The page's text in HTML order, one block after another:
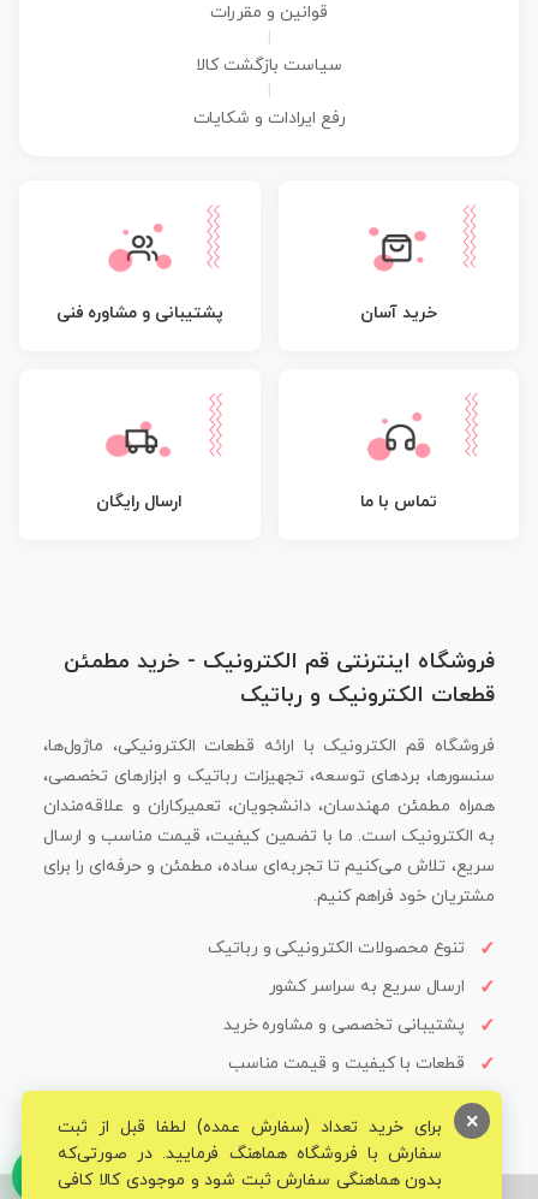
قوانین و مقررات
سیاست بازگشت کالا
رفع ایرادات و شکایات
خرید آسان پشتیبانی و مشاوره فنی
تماس با ما ارسال رایگان
فروشگاه اینترنتی قم الکترونیک - خرید مطمئن
قطعات الکترونیک و رباتیک
فروشگاه قم الکترونیک با ارائه قطعات الکترونیکی، ماژول‌ها،
سنسورها، بردهای توسعه، تجهیزات رباتیک و ابزارهای تخصصی،
همراه مطمئن مهندسان، دانشجویان، تعمیرکاران و علاقه‌مندان
به الکترونیک است. ما با تضمین کیفیت، قیمت مناسب و ارسال
سریع، تلاش می‌کنیم تا تجربه‌ای ساده، مطمئن و حرفه‌ای را برای
مشتریان خود فراهم کنیم.
تنوع محصولات الکترونیکی و رباتیک
ارسال سریع به سراسر کشور
پشتیبانی تخصصی و مشاوره خرید
قطعات با کیفیت و قیمت مناسب
برای خرید تعداد (سفارش عمده) لطفا قبل از ثبت
سفارش با فروشگاه هماهنگ فرمایید. در صورتی‌که
بدون هماهنگی سفارش ثبت شود و موجودی کالا کافی
×